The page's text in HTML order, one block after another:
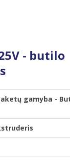
- butilo
gamyba -